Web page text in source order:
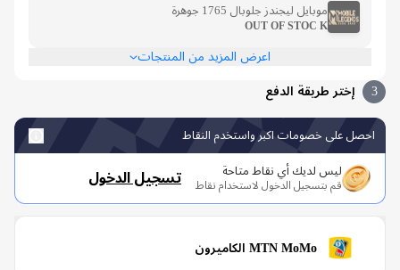
موبايل ليجندز جلوبال 1765 جوهرة
OUT OF STOC K
اعرض المزيد من المنتجات
إختر طريقة الدفع
على خصومات اكبر واستخدم النقاط
ليس لديك أي نقاط متاحة
قم بتسجيل الدخول لاستخدام نقاط تسجيل الدخول
MTN MoMo الكاميرون